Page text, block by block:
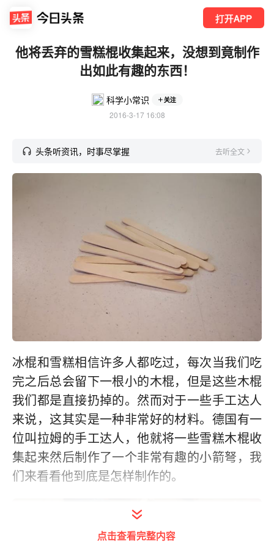
打开APP
他将丢弃的雪糕棍收集起来，没想到竟制作
出如此有趣的东西！
科学小常识 关注
2016-3-17 16:08
头条听资讯，时事尽掌握 去听全文
冰棍和雪糕相信许多人都吃过，每次当我们吃
完之后总会留下一根小的木棍，但是这些木棍
我们都是直接扔掉的。然而对于一些手工达人
来说，这其实是一种非常好的材料。德国有一
位叫拉姆的手工达人，他就将一些雪糕木棍收
集起来然后制作了一个非常有趣的小箭弩，我
们来看看他到底是怎样制作的。
点击查看完整内容